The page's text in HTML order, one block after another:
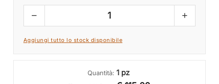
− 1 +
Aggiungi tutto lo stock disponibile
Quantità: 1 pz